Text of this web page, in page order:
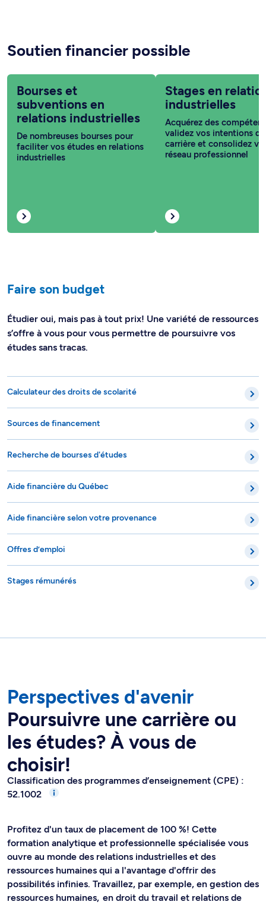
Soutien financier possible
Bourses et
subventions en
relations industrielles
De nombreuses bourses pour
faciliter vos études en relations
industrielles
Stages en
industrielles
Acquérez des
validez vos intentions de
carrière et consolidez
réseau professionnel
Faire son budget
Étudier oui, mais pas à tout prix! Une variété de ressources
s’offre à vous pour vous permettre de poursuivre vos
études sans tracas.
Calculateur des droits de scolarité
Sources de financement
Recherche de bourses d'études
Aide financière du Québec
Aide financière selon votre provenance
Offres d’emploi
Stages rémunérés
Perspectives d'avenir
Poursuivre une carrière ou
les études? À vous de
choisir!
Classification des programmes d’enseignement (CPE) :
52.1002
Profitez d'un taux de placement de 100 %! Cette
formation analytique et professionnelle spécialisée vous
ouvre au monde des relations industrielles et des
ressources humaines qui a l'avantage d'offrir des
possibilités infinies. Travaillez, par exemple, en gestion des
ressources humaines, en droit du travail et relations de